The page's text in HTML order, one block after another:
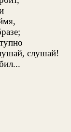
слушай!